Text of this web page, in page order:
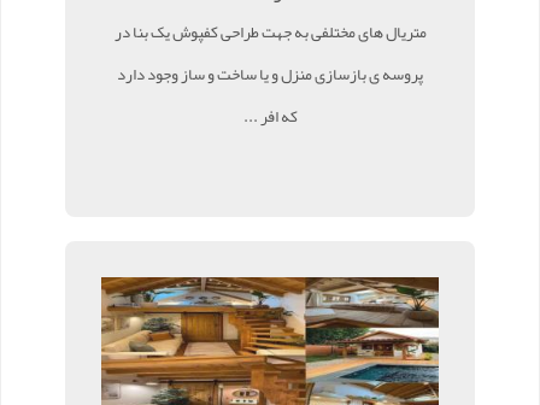
متریال های مختلفی به جهت طراحی کفپوش یک بنا در
پروسه ی بازسازی منزل و یا ساخت و ساز وجود دارد
که افر ...